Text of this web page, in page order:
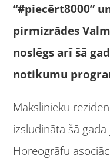
“#piecērt8000”
pirmizrādes
noslēgs arī šā
notikumu
Mākslinieku
izsludināta šā
Horeogrāfu